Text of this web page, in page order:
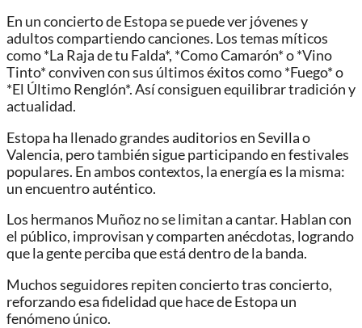
En un concierto de Estopa se puede ver jóvenes y
adultos compartiendo canciones. Los temas míticos
como *La Raja de tu Falda*, *Como Camarón* o *Vino
Tinto* conviven con sus últimos éxitos como *Fuego* o
*El Último Renglón*. Así consiguen equilibrar tradición y
actualidad.
Estopa ha llenado grandes auditorios en Sevilla o
Valencia, pero también sigue participando en festivales
populares. En ambos contextos, la energía es la misma:
un encuentro auténtico.
Los hermanos Muñoz no se limitan a cantar. Hablan con
el público, improvisan y comparten anécdotas, logrando
que la gente perciba que está dentro de la banda.
Muchos seguidores repiten concierto tras concierto,
reforzando esa fidelidad que hace de Estopa un
fenómeno único.